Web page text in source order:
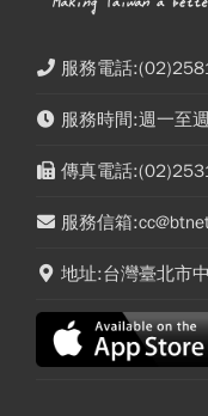
服務電話
服務時間:週一至
傳真電話
服務信箱
地址:台灣臺北市